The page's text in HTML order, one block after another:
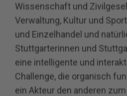
Wissenschaft und
Verwaltung, Kultur und
und Einzelhandel und
Stuttgarterinnen und
eine intelligente und
Challenge, die organisch
ein Akteur den anderen